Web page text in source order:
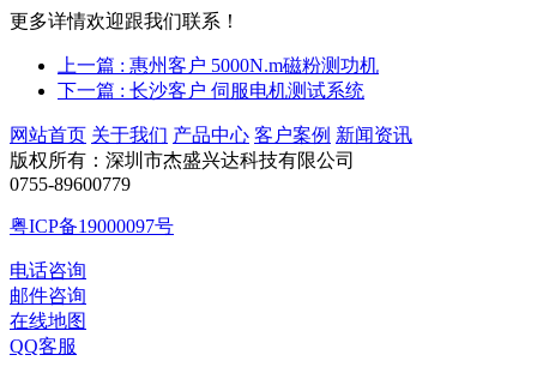
更多详情欢迎跟我们联系！
上一篇 : 惠州客户 5000N.m磁粉测功机
下一篇 : 长沙客户 伺服电机测试系统
网站首页 关于我们 产品中心 客户案例 新闻资讯
版权所有：深圳市杰盛兴达科技有限公司
0755-89600779
粤ICP备19000097号
电话咨询
邮件咨询
在线地图
QQ客服